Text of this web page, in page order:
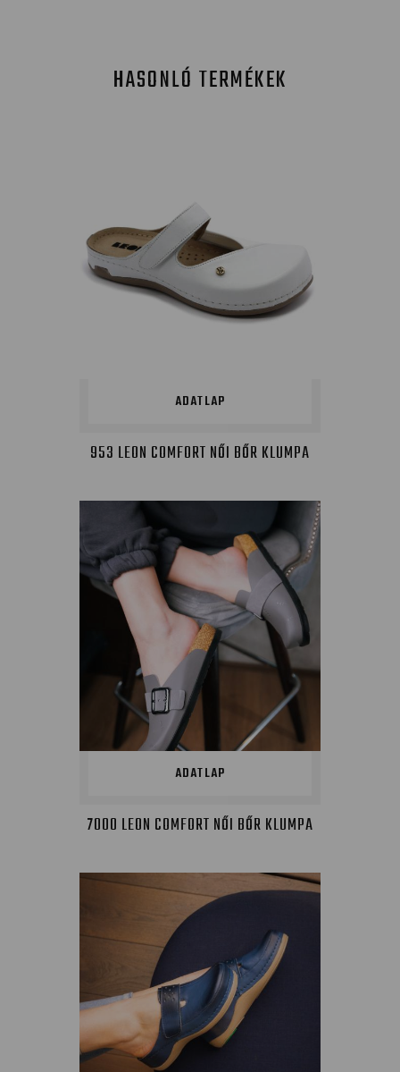
HASONLÓ TERMÉKEK
ADATLAP
953 LEON COMFORT NŐI BŐR KLUMPA
ADATLAP
7000 LEON COMFORT NŐI BŐR KLUMPA